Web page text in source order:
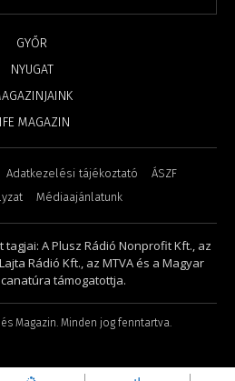
GYŐR
NYUGAT
MAGAZIN
Adatkezelési tájékoztató
ÁSZF
Médiaajánlatunk
A Plusz Rádió Nonprofit Kft., az
Rádió Kft., az MTVA és a Magyar
támogatottja.
Magazin. Minden jog fenntartva.